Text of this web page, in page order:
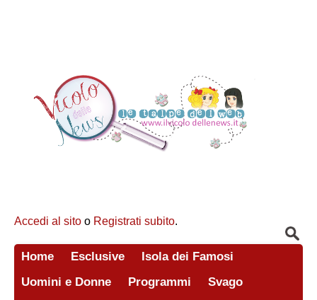
Accedi al sito o Registrati subito.
Home Esclusive
Isola dei Famosi
Uomini e Donne
Programmi
Svago